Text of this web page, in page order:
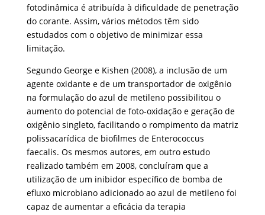
fotodinâmica é atribuída à dificuldade de penetração
do corante. Assim, vários métodos têm sido
estudados com o objetivo de minimizar essa
limitação.
Segundo George e Kishen (2008), a inclusão de um
agente oxidante e de um transportador de oxigênio
na formulação do azul de metileno possibilitou o
aumento do potencial de foto-oxidação e geração de
oxigênio singleto, facilitando o rompimento da matriz
polissacarídica de biofilmes de Enterococcus
faecalis. Os mesmos autores, em outro estudo
realizado também em 2008, concluíram que a
utilização de um inibidor específico de bomba de
efluxo microbiano adicionado ao azul de metileno foi
capaz de aumentar a eficácia da terapia